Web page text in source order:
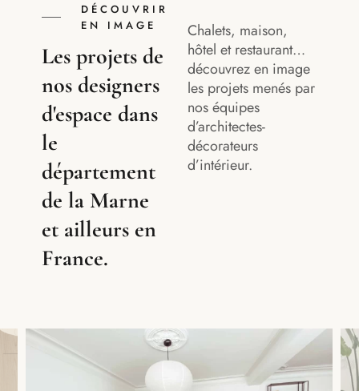
DÉCOUVRIR
EN IMAGE
Les projets de
nos designers
d'espace dans
le
département
de la Marne
et ailleurs en
France.
Chalets, maison,
hôtel et restaurant…
découvrez en image
les projets menés par
nos équipes
d’architectes-
décorateurs
d’intérieur.